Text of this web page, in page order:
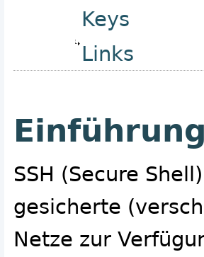
Keys
Links
Einführung
SSH (Secure
gesicherte
Netze zur